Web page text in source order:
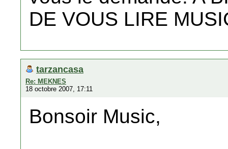
DE VOUS LIRE
tarzancasa
Re: MEKNES
18 octobre 2007, 17:11
Bonsoir Music,